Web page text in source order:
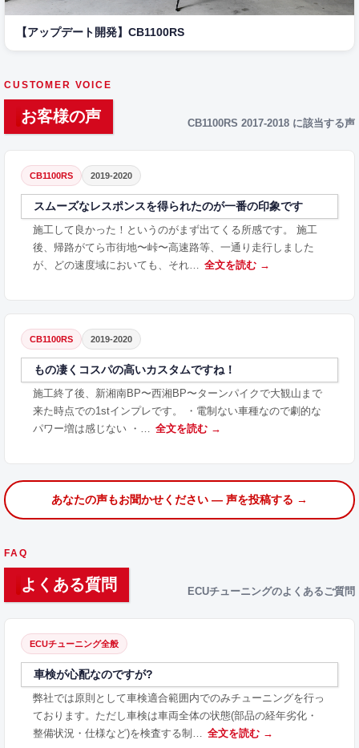
【アップデート開発】CB1100RS
CUSTOMER VOICE
お客様の声 CB1100RS 2017-2018 に該当する声
CB1100RS 2019-2020
スムーズなレスポンスを得られたのが一番の印象です
施工して良かった！というのがまず出てくる所感です。 施工
後、帰路がてら市街地〜峠〜高速路等、一通り走行しました
が、どの速度域においても、それ…
全文を読む →
CB1100RS 2019-2020
もの凄くコスパの高いカスタムですね！
施工終了後、新湘南BP〜西湘BP〜ターンパイクで大観山まで
来た時点での1stインプレです。 ・電制ない車種なので劇的な
パワー増は感じない ・…
全文を読む →
あなたの声もお聞かせください — 声を投稿する →
FAQ
よくある質問 ECUチューニングのよくあるご質問
ECUチューニング全般
車検が心配なのですが?
弊社では原則として車検適合範囲内でのみチューニングを行っ
ております。ただし車検は車両全体の状態(部品の経年劣化・
整備状況・仕様など)を検査する制…
全文を読む →